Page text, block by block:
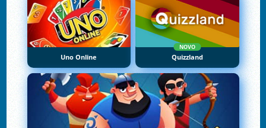
Uno Online
NOVO
Quizzland